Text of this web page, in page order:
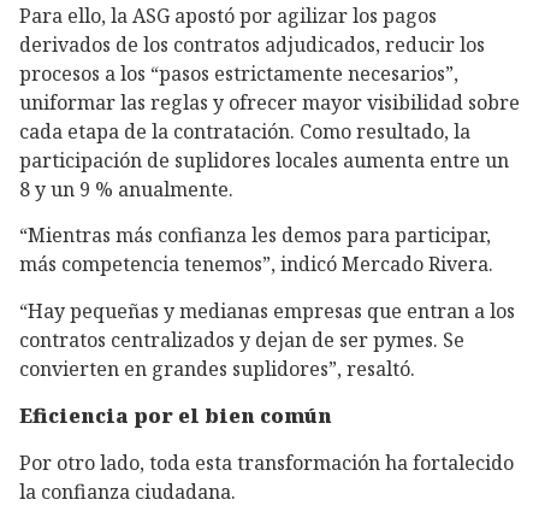
Para ello, la ASG apostó por agilizar los pagos
derivados de los contratos adjudicados, reducir los
procesos a los “pasos estrictamente necesarios”,
uniformar las reglas y ofrecer mayor visibilidad sobre
cada etapa de la contratación. Como resultado, la
participación de suplidores locales aumenta entre un
8 y un 9 % anualmente.
“Mientras más confianza les demos para participar,
más competencia tenemos”, indicóMercado Rivera.
“Hay pequeñas y medianas empresas que entran a los
contratos centralizados y dejan de ser pymes. Se
convierten en grandes suplidores”, resaltó.
Eficiencia por el bien común
Por otro lado, toda esta transformación ha fortalecido
la confianza ciudadana.